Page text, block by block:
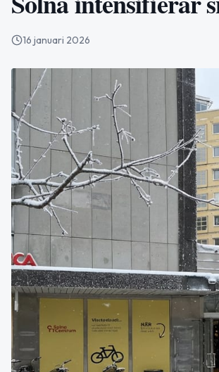
16 januari 2026